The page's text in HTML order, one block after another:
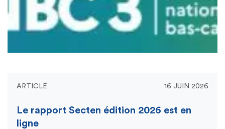
ARTICLE 16 JUIN 2026
Le rapport Secten édition 2026 est en
ligne